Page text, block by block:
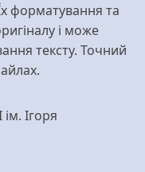
форматування та
і може
тексту. Точний
Ігоря